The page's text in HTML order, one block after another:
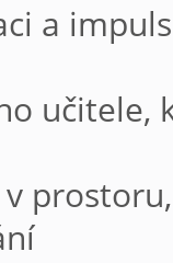
a
učitele,